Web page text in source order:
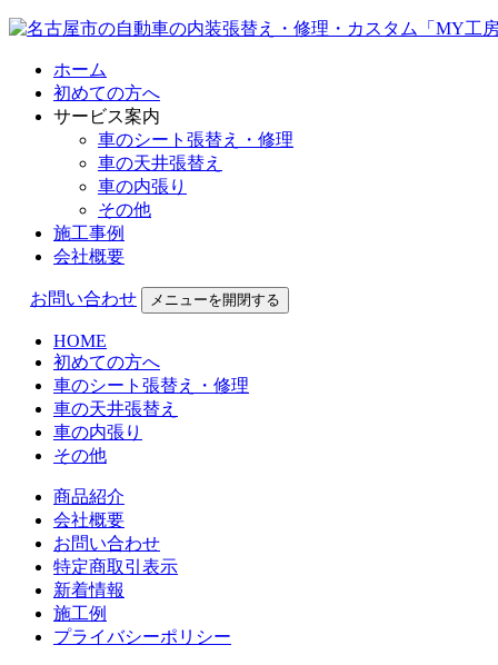
ホーム
初めての方へ
サービス案内
車のシート張替え・修理
車の天井張替え
車の内張り
その他
施工事例
会社概要
お問い合わせ メニューを開閉する
HOME
初めての方へ
車のシート張替え・修理
車の天井張替え
車の内張り
その他
商品紹介
会社概要
お問い合わせ
特定商取引表示
新着情報
施工例
プライバシーポリシー